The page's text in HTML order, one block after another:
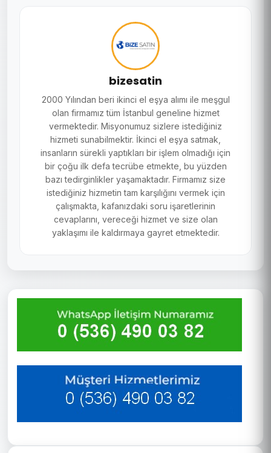
bizesatin
2000 Yılından beri ikinci el eşya alımı ile meşgul
olan firmamız tüm İstanbul geneline hizmet
vermektedir. Misyonumuz sizlere istediğiniz
hizmeti sunabilmektir. İkinci el eşya satmak,
insanların sürekli yaptıkları bir işlem olmadığı için
bir çoğu ilk defa tecrübe etmekte, bu yüzden
bazı tedirginlikler yaşamaktadır. Firmamız size
istediğiniz hizmetin tam karşılığını vermek için
çalışmakta, kafanızdaki soru işaretlerinin
cevaplarını, vereceği hizmet ve size olan
yaklaşımı ile kaldırmaya gayret etmektedir.